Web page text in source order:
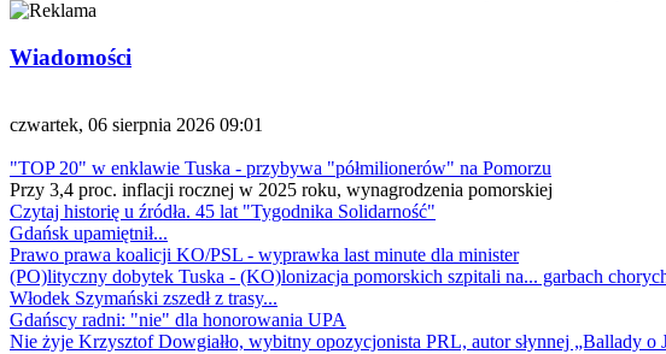
Wiadomości
czwartek, 06 sierpnia 2026 09:01
"TOP 20" w enklawie Tuska - przybywa "półmilionerów" na Pomorzu
Przy 3,4 proc. inflacji rocznej w 2025 roku, wynagrodzenia pomorskiej
Czytaj historię u źródła. 45 lat "Tygodnika Solidarność"
Gdańsk upamiętnił...
Prawo prawa koalicji KO/PSL - wyprawka last minute dla minister
(PO)lityczny dobytek Tuska - (KO)lonizacja pomorskich szpitali na... garbach
Włodek Szymański zszedł z trasy...
Gdańscy radni: "nie" dla honorowania UPA
Nie żyje Krzysztof Dowgiałło, wybitny opozycjonista PRL, autor słynnej „Ballady o